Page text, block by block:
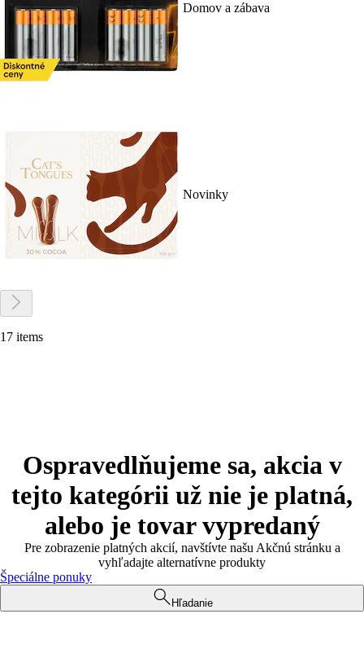
Domov a zábava
Novinky
17 items
Ospravedlňujeme sa, akcia v
tejto kategórii už nie je platná,
alebo je tovar vypredaný
Pre zobrazenie platných akcií, navštívte našu Akčnú stránku a
vyhľadajte alternatívne produkty
Špeciálne ponuky
Hľadanie